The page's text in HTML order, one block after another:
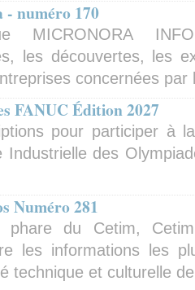
numéro 170
MICRONORA
les découvertes, les
concernées
FANUC Édition 2027
pour participer à
Industrielle des
Numéro 281
phare du Cetim,
les informations les
technique et culturelle